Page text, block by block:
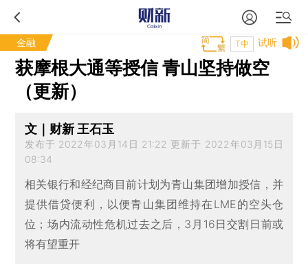
金融 试听
T中
获摩根大通等授信 青山坚持做空
（更新）
文｜财新 王石玉
发布于 2022年03月14日 21:22 更新于 2022年03月15日
08:34
相关银行和经纪商目前计划为青山集团增加授信，并
提供借贷便利，以便青山集团维持在LME的空头仓
位；场内流动性危机过去之后，3月16日交割日前或
将有望重开